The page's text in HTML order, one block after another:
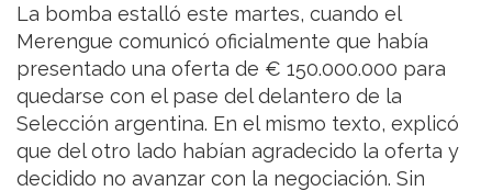
La bomba estalló este martes, cuando el
Merengue comunicó oficialmente que había
presentado una oferta de € 150.000.000 para
quedarse con el pase del delantero de la
Selección argentina. En el mismo texto, explicó
que del otro lado habían agradecido la oferta y
decidido no avanzar con la negociación. Sin